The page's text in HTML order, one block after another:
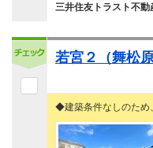
三井住友トラスト不
若宮２（舞松
◆建築条件なしのため